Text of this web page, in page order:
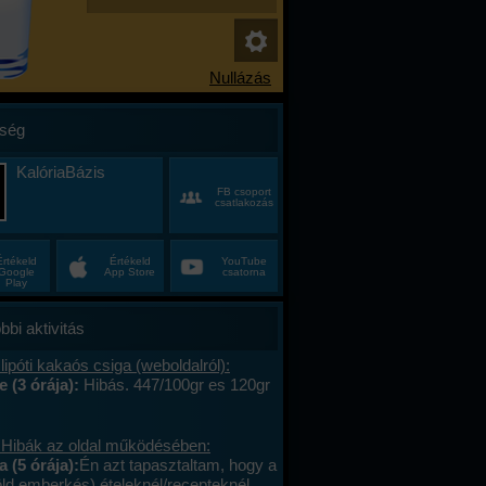
KalóriaBázis
FB csoport
csatlakozás
Play
Értékeld
App Store
YouTube
csatorna
aktivitás
kakaós csiga (weboldalról):
(3 órája): Hibás. 447/100gr es 120gr
az oldal működésében:
(5 órája):Én azt tapasztaltam, hogy a